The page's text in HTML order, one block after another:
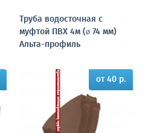
Труба водосточная с
муфтой ПВХ 4м (ø 74 мм)
Альта-профиль
от 40 р.